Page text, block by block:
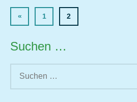
Beiträge
«Vorherige
Beiträge
1 2
Suchen …